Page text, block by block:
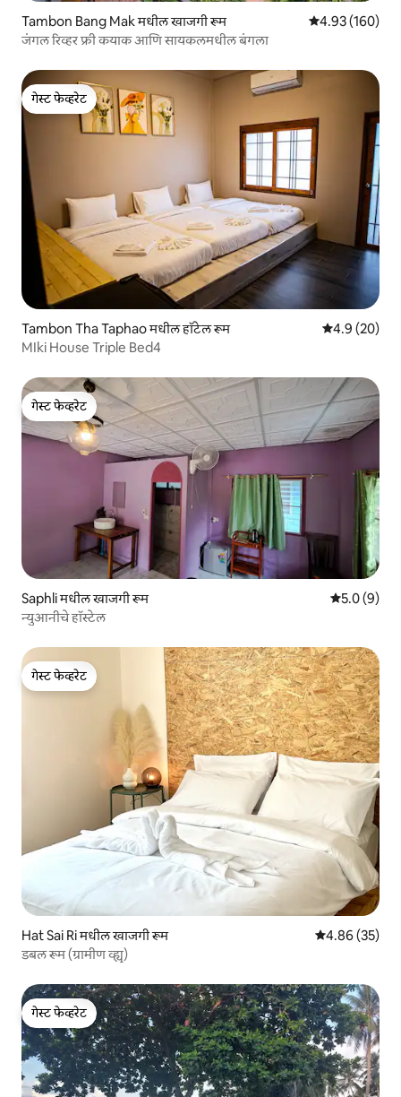
Tambon Bang Mak मधील खाजगी रूम 5 पैकी 4.93
4.93 (160)
जंगल रिव्हर फ्री कयाक आणि सायकलमधील बंगला
गेस्ट फेव्हरेट
गेस्ट फेव्हरेट
Tambon Tha Taphao मधील हॉटेल रूम 5 पैकी 4.9
4.9 (20)
MIki House Triple Bed4
गेस्ट फेव्हरेट
गेस्ट फेव्हरेट
Saphli मधील खाजगी रूम 5 पैकी 5.0
5.0 (9)
न्युआनीचे हॉस्टेल
गेस्ट फेव्हरेट
गेस्ट फेव्हरेट
Hat Sai Ri मधील खाजगी रूम 5 पैकी 4.86
4.86 (35)
डबल रूम (ग्रामीण व्ह्यू)
गेस्ट फेव्हरेट
गेस्ट फेव्हरेट